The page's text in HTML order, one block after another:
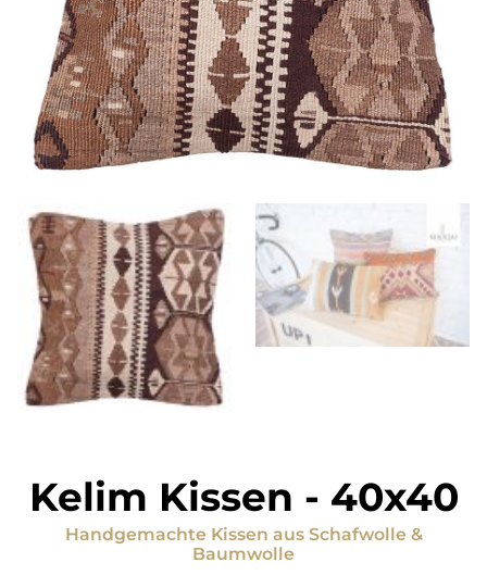
Kelim Kissen - 40x40
Handgemachte Kissen aus Schafwolle &
Baumwolle